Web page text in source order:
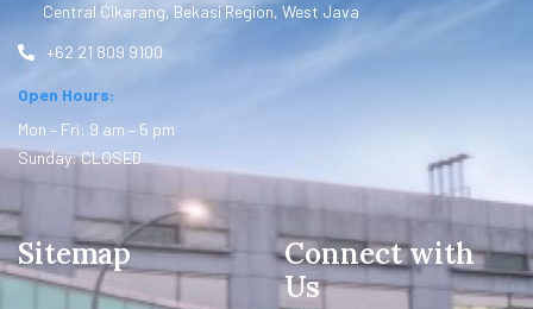
Central Cikarang, Bekasi Region, West Java
+62 21 809 9100
Open Hours:
Mon – Fri: 9 am – 5 pm
Sunday: CLOSED
Sitemap
Connect with
Us